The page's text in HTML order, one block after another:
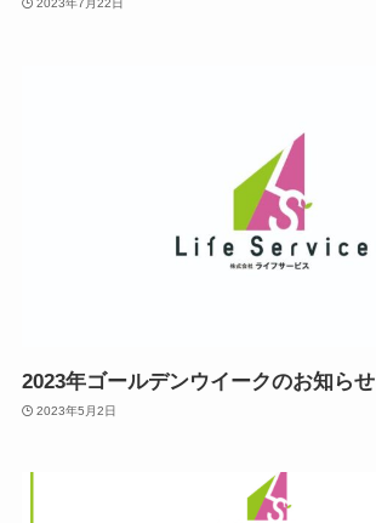
2023年7月22日
2023年ゴールデンウイークのお知らせ
2023年5月2日